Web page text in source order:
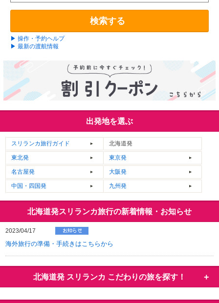
検索する
▶ 操作・予約ヘルプ
▶ 最新の渡航情報
出発地を選ぶ
スリランカ旅行ガイド 北海道発
東北発 東京発
名古屋発 大阪発
中国・四国発 九州発
北海道発スリランカ旅行の新着情報・お知らせ
2023/04/17
海外旅行の準備・手続きはこちらから
北海道発 スリランカ こだわりの旅を探す！